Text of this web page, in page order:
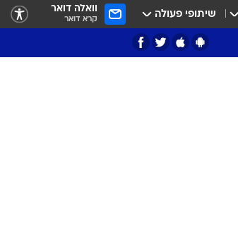
שיתופי פעולה וואלה דואר
קרא דואר